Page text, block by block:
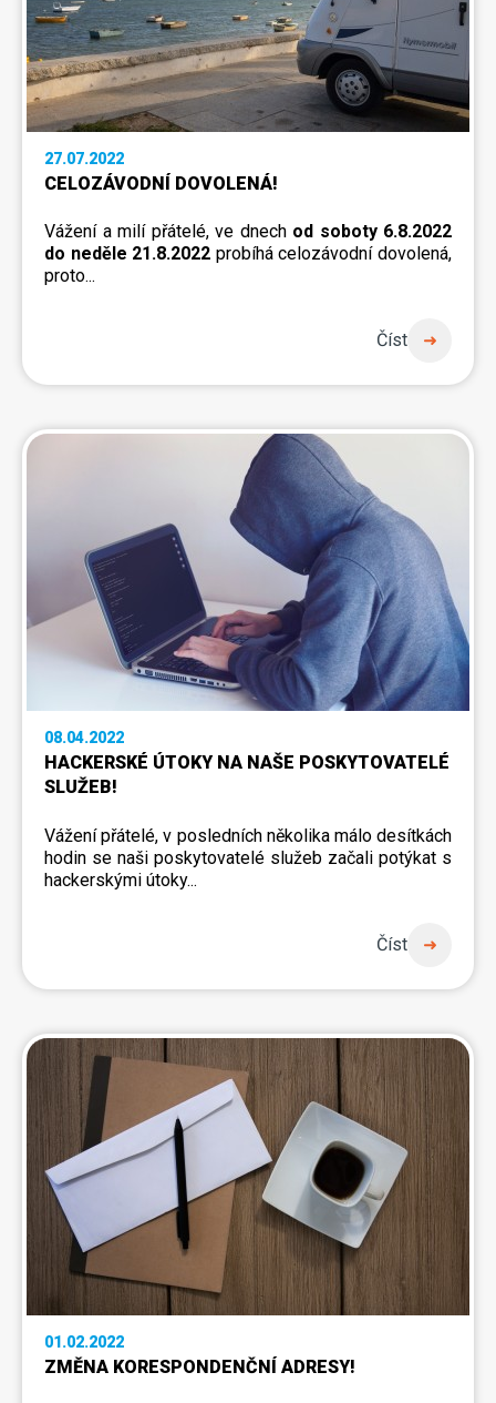
27.07.2022
CELOZÁVODNÍ DOVOLENÁ!
Vážení a milí přátelé, ve dnech od soboty 6.8.2022
do neděle 21.8.2022 probíhá celozávodní dovolená,
proto...
Číst
08.04.2022
HACKERSKÉ ÚTOKY NA NAŠE POSKYTOVATELÉ
SLUŽEB!
Vážení přátelé, v posledních několika málo desítkách
hodin se naši poskytovatelé služeb začali potýkat s
hackerskými útoky...
Číst
01.02.2022
ZMĚNA KORESPONDENČNÍ ADRESY!